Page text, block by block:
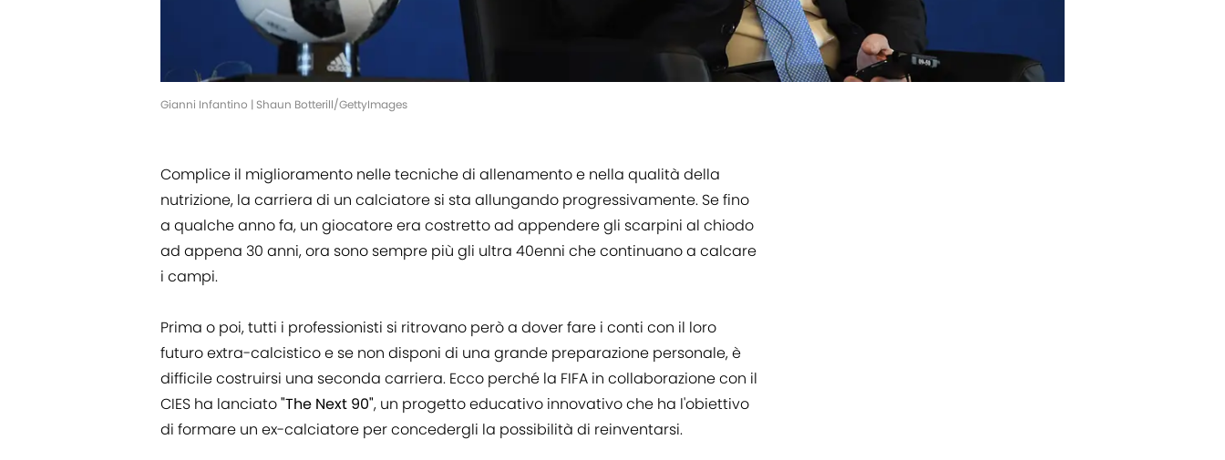
Gianni Infantino | Shaun Botterill/GettyImages
Complice il miglioramento nelle tecniche di allenamento e nella qualità della
nutrizione, la carriera di un calciatore si sta allungando progressivamente. Se fino
a qualche anno fa, un giocatore era costretto ad appendere gli scarpini al chiodo
ad appena 30 anni, ora sono sempre più gli ultra 40enni che continuano a calcare
i campi.
Prima o poi, tutti i professionisti si ritrovano però a dover fare i conti con il loro
futuro extra-calcistico e se non disponi di una grande preparazione personale, è
difficile costruirsi una seconda carriera. Ecco perché la FIFA in collaborazione con il
CIES ha lanciato"The Next 90", un progetto educativo innovativo che ha l'obiettivo
di formare un ex-calciatore per concedergli la possibilità di reinventarsi.